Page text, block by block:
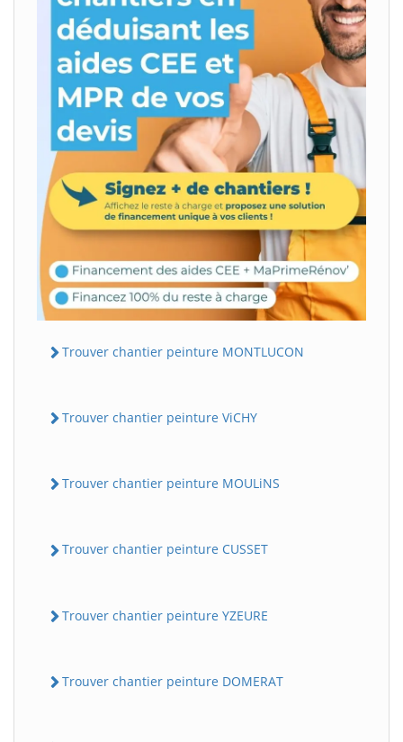
Trouver chantier peinture MONTLUCON
Trouver chantier peinture ViCHY
Trouver chantier peinture MOULiNS
Trouver chantier peinture CUSSET
Trouver chantier peinture YZEURE
Trouver chantier peinture DOMERAT